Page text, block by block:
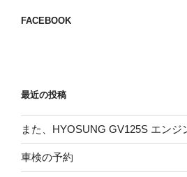
ン
FACEBOOK
最近の投稿
また、HYOSUNG GV125S エンジ
車検の予約